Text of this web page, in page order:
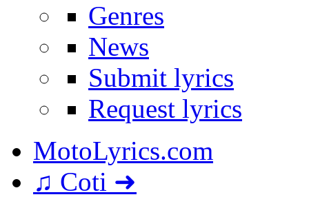
Genres
News
Submit lyrics
Request lyrics
MotoLyrics.com
♫ Coti ➜